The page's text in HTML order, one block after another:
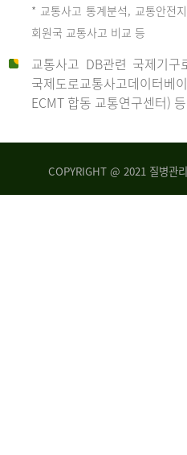
* 교통사고 통계분석, 교통안전
회원국 교통사고 비교 등
교통사고 DB관련 국제기구
국제도로교통사고데이터
ECMT 합동 교통연구센터)
COPYRIGHT @ 2021 질병관